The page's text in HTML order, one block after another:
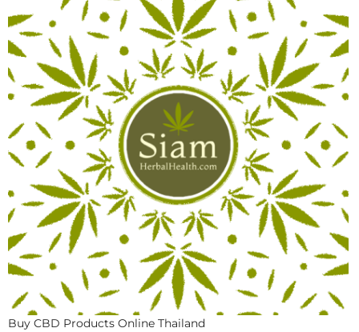
Buy CBD Products Online Thailand